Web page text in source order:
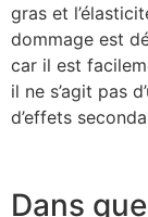
gras et
dommage est
car il est
il ne s’agit pas
d’effets
Dans